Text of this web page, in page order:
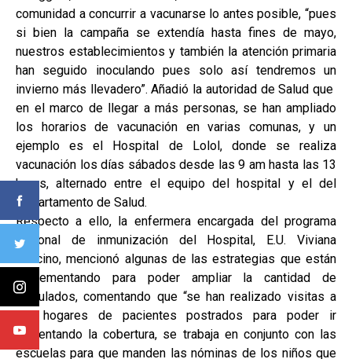
comunidad a concurrir a vacunarse lo antes posible, “pues
si bien la campaña se extendía hasta fines de mayo,
nuestros establecimientos y también la atención primaria
han seguido inoculando pues solo así tendremos un
invierno más llevadero”. Añadió la autoridad de Salud que
en el marco de llegar a más personas, se han ampliado
los horarios de vacunación en varias comunas, y un
ejemplo es el Hospital de Lolol, donde se realiza
vacunación los días sábados desde las 9 am hasta las 13
horas, alternado entre el equipo del hospital y el del
Departamento de Salud.
Respecto a ello, la enfermera encargada del programa
nacional de inmunización del Hospital, E.U. Viviana
Cancino, mencionó algunas de las estrategias que están
implementando para poder ampliar la cantidad de
inoculados, comentando que “se han realizado visitas a
los hogares de pacientes postrados para poder ir
aumentando la cobertura, se trabaja en conjunto con las
escuelas para que manden las nóminas de los niños que